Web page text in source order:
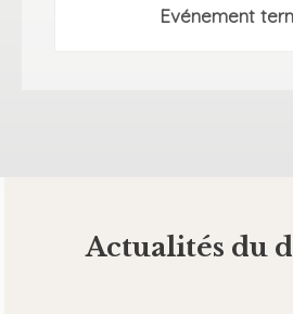
Evénement
Actualités du